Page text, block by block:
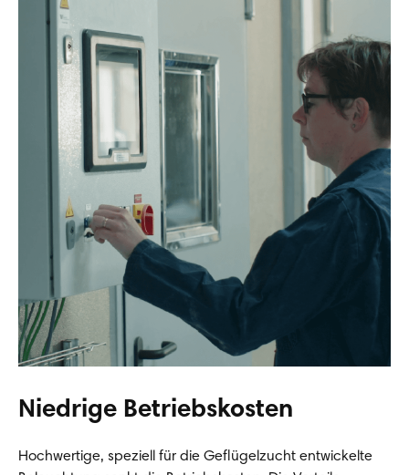
Niedrige Betriebskosten
Hochwertige, speziell für die Geflügelzucht entwickelte